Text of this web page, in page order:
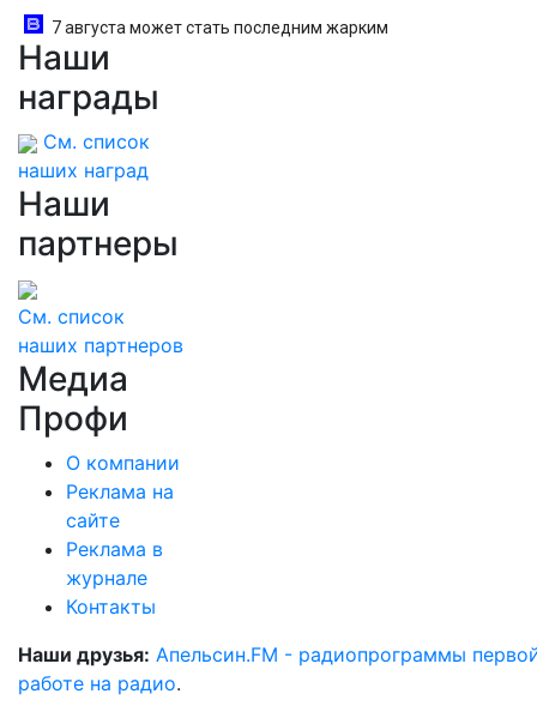
7 августа может стать последним жарким
днем этого лета в Москве - Новости на
Наши
награды
См. список
наших наград
Наши
партнеры
См. список
наших партнеров
Медиа
Профи
О компании
Реклама на
сайте
Реклама в
журнале
Контакты
Наши друзья: Апельсин.FM - радиопрограммы
работе на радио.